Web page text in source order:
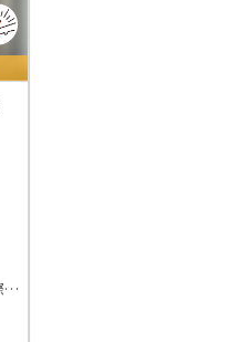
中山久美子(英国IFA認定国際アロマテラピスト）